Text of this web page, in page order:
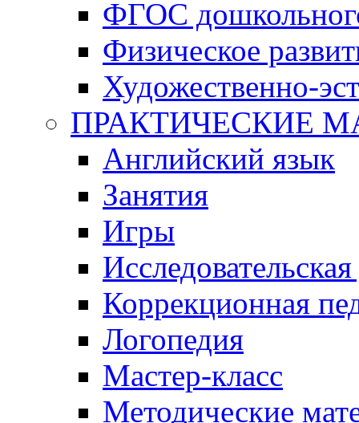
ФГОС
Физическое
Художественно-
ПРАКТИЧЕСКИЕ
Английский язык
Занятия
Игры
Коррекционная
Логопедия
Мастер-класс
Методические